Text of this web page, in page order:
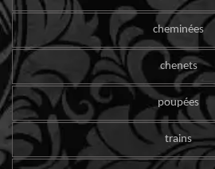
cheminées
chenets
poupées
trains